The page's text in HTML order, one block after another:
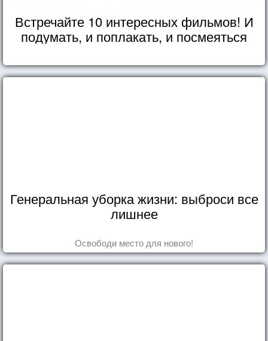
Встречайте 10 интересных фильмов! И
подумать, и поплакать, и посмеяться
Генеральная уборка жизни: выброси все
лишнее
Освободи место для нового!